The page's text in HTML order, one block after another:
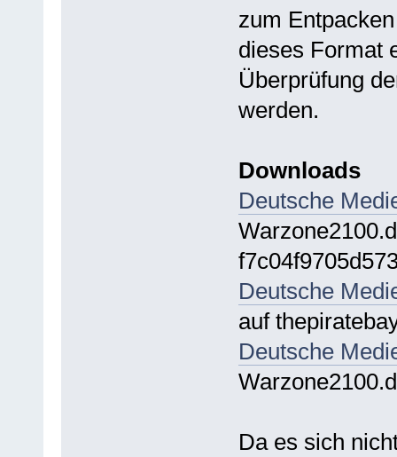
zum
dieses Format
Überprüfung
werden.
Downloads
Deutsche
Deutsche
auf
Deutsche
Da es sich